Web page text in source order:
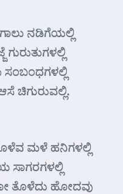
ನಡಿಗೆಯಲ್ಲಿ
ಚಿಗುರುವಲ್ಲಿ.
ಮಳೆ ಹನಿಗಳಲ್ಲಿ
ಸಾಗರಗಳಲ್ಲಿ
ತೊಳೆದು ಹೋದವು